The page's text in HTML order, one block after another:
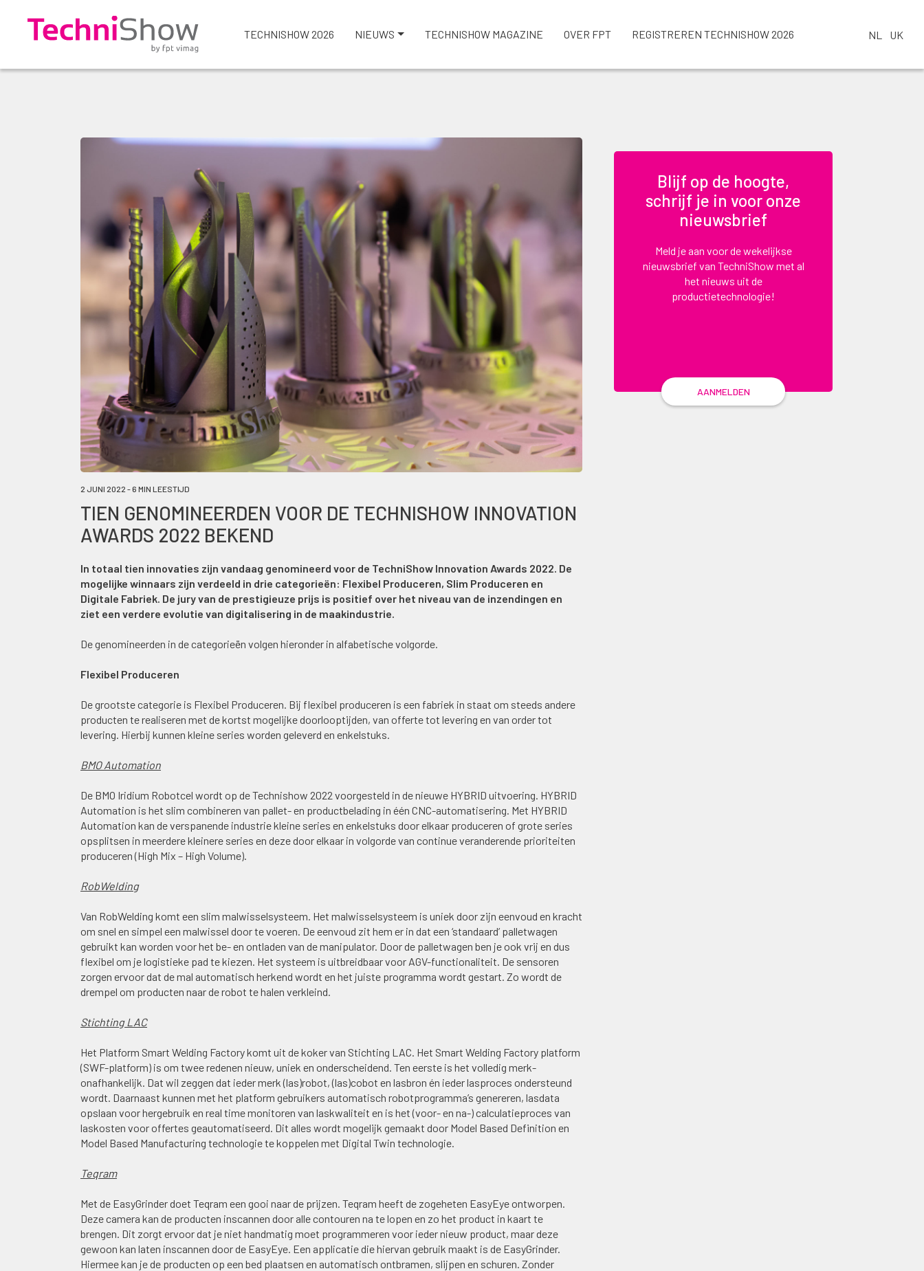
TECHNISHOW 2026 NIEUWS TECHNISHOW MAGAZINE OVER FPT REGISTREREN TECHNISHOW 2026 NL UK
2 JUNI 2022 - 6 MIN LEESTIJD
TIEN GENOMINEERDEN VOOR DE TECHNISHOW INNOVATION
AWARDS 2022 BEKEND
In totaal tien innovaties zijn vandaag genomineerd voor de TechniShow Innovation Awards 2022. De
mogelijke winnaars zijn verdeeld in drie categorieën: Flexibel Produceren, Slim Produceren en
Digitale Fabriek. De jury van de prestigieuze prijs is positief over het niveau van de inzendingen en
ziet een verdere evolutie van digitalisering in de maakindustrie.
De genomineerden in de categorieën volgen hieronder in alfabetische volgorde.
Flexibel Produceren
De grootste categorie is Flexibel Produceren. Bij flexibel produceren is een fabriek in staat om steeds andere
producten te realiseren met de kortst mogelijke doorlooptijden, van offerte tot levering en van order tot
levering. Hierbij kunnen kleine series worden geleverd en enkelstuks.
BMO Automation
De BMO Iridium Robotcel wordt op de Technishow 2022 voorgesteld in de nieuwe HYBRID uitvoering. HYBRID
Automation is het slim combineren van pallet- en productbelading in één CNC-automatisering. Met HYBRID
Automation kan de verspanende industrie kleine series en enkelstuks door elkaar produceren of grote series
opsplitsen in meerdere kleinere series en deze door elkaar in volgorde van continue veranderende prioriteiten
produceren (High Mix – High Volume).
RobWelding
Van RobWelding komt een slim malwisselsysteem. Het malwisselsysteem is uniek door zijn eenvoud en kracht
om snel en simpel een malwissel door te voeren. De eenvoud zit hem er in dat een ‘standaard’ palletwagen
gebruikt kan worden voor het be- en ontladen van de manipulator. Door de palletwagen ben je ook vrij en dus
flexibel om je logistieke pad te kiezen. Het systeem is uitbreidbaar voor AGV-functionaliteit. De sensoren
zorgen ervoor dat de mal automatisch herkend wordt en het juiste programma wordt gestart. Zo wordt de
drempel om producten naar de robot te halen verkleind.
Stichting LAC
Het Platform Smart Welding Factory komt uit de koker van Stichting LAC. Het Smart Welding Factory platform
(SWF-platform) is om twee redenen nieuw, uniek en onderscheidend. Ten eerste is het volledig merk-
onafhankelijk. Dat wil zeggen dat ieder merk (las)robot, (las)cobot en lasbron én ieder lasproces ondersteund
wordt. Daarnaast kunnen met het platform gebruikers automatisch robotprogramma’s genereren, lasdata
opslaan voor hergebruik en real time monitoren van laskwaliteit en is het (voor- en na-) calculatieproces van
laskosten voor offertes geautomatiseerd. Dit alles wordt mogelijk gemaakt door Model Based Definition en
Model Based Manufacturing technologie te koppelen met Digital Twin technologie.
Teqram
Met de EasyGrinder doet Teqram een gooi naar de prijzen. Teqram heeft de zogeheten EasyEye ontworpen.
Deze camera kan de producten inscannen door alle contouren na te lopen en zo het product in kaart te
brengen. Dit zorgt ervoor dat je niet handmatig moet programmeren voor ieder nieuw product, maar deze
gewoon kan laten inscannen door de EasyEye. Een applicatie die hiervan gebruik maakt is de EasyGrinder.
Hiermee kan je de producten op een bed plaatsen en automatisch ontbramen, slijpen en schuren. Zonder
Blijf op de hoogte,
schrijf je in voor onze
nieuwsbrief
Meld je aan voor de wekelijkse
nieuwsbrief van TechniShow met al
het nieuws uit de
productietechnologie!
AANMELDEN